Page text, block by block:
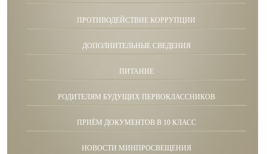
ПРОТИВОДЕЙСТВИЕ КОРРУПЦИИ
ДОПОЛНИТЕЛЬНЫЕ СВЕДЕНИЯ
ПИТАНИЕ
РОДИТЕЛЯМ БУДУЩИХ ПЕРВОКЛАССНИКОВ
ПРИЁМ ДОКУМЕНТОВ В 10 КЛАСС
НОВОСТИ МИНПРОСВЕЩЕНИЯ